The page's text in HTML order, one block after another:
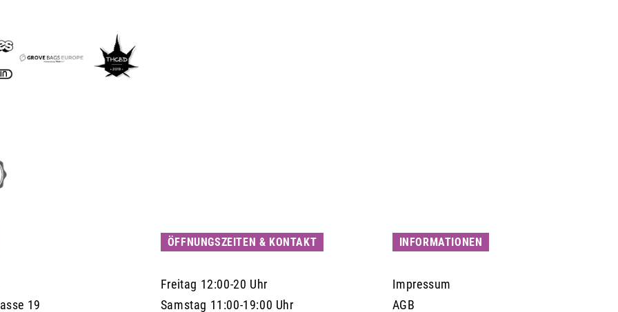
19
ÖFFNUNGSZEITEN & KONTAKT
Freitag 12:00-20 Uhr
Samstag 11:00-19:00 Uhr
INFORMATIONEN
Impressum
AGB